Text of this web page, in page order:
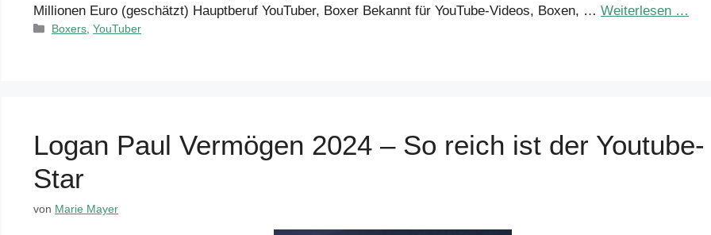
Millionen Euro (geschätzt) Hauptberuf YouTuber, Boxer Bekannt für YouTube-Videos, Boxen, … Weiterlesen …
Kategorien
Boxers ,YouTuber
Logan Paul Vermögen 2024 – So reich ist der Youtube-
Star
von Marie Mayer